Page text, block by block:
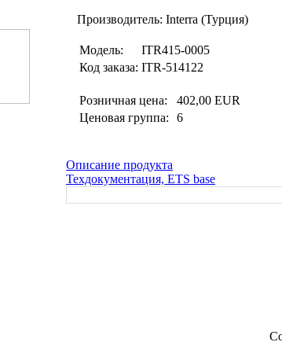
Производитель: Interra (Турция)
Модель:
ITR415-0005
Код заказа: ITR-514122
Розничная цена:
402,00 EUR
Ценовая группа:
6
Описание продукта
Техдокументация, ETS base